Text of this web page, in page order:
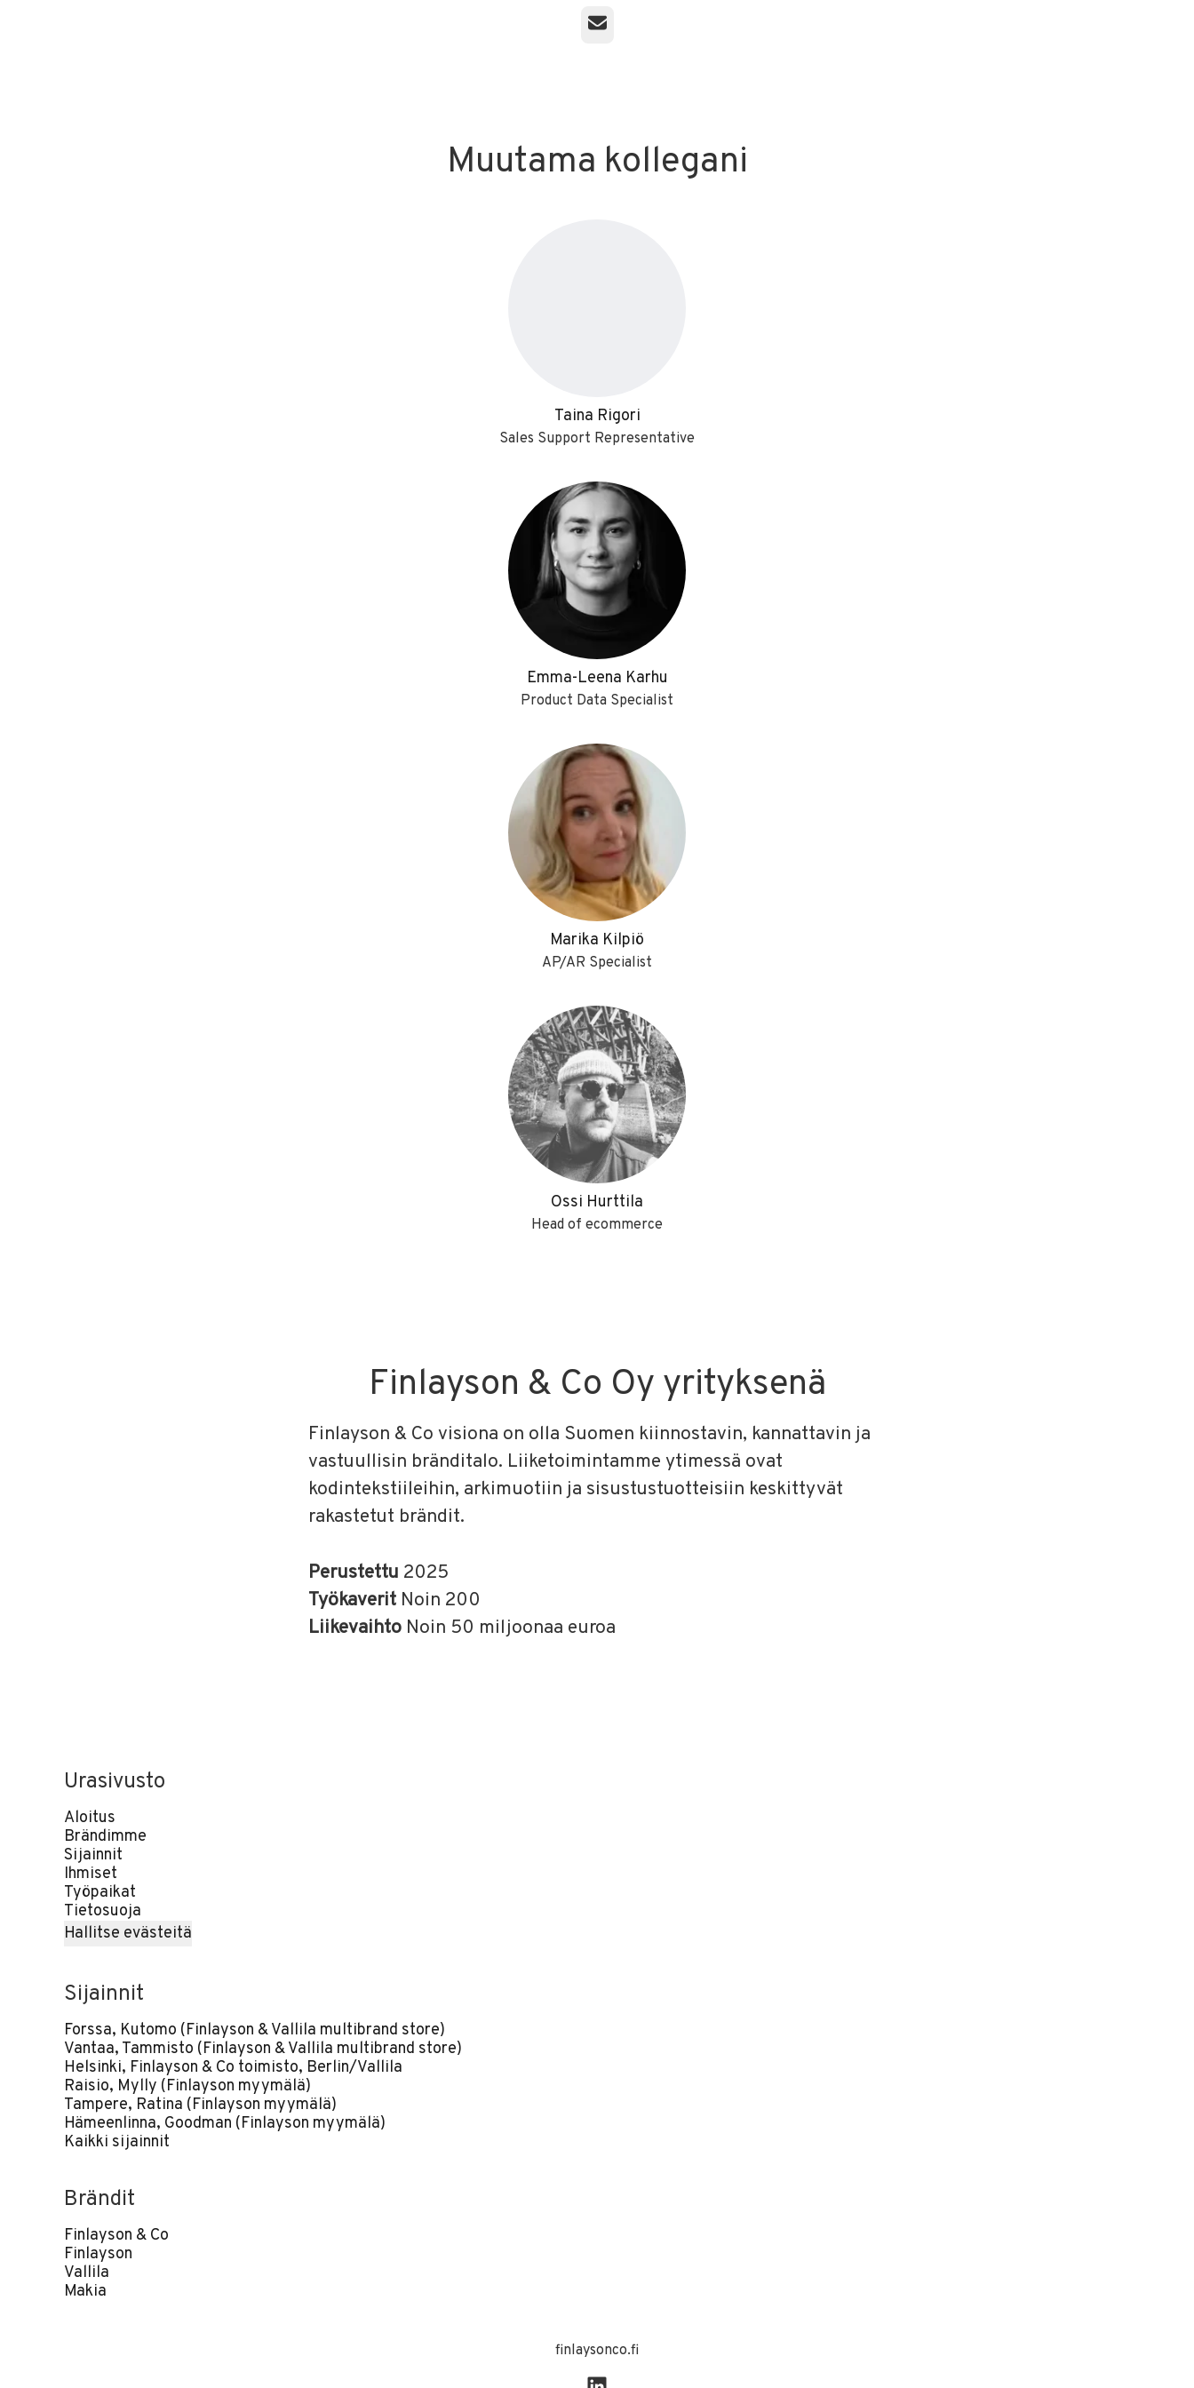
Sähköposti
Muutama kollegani
Taina Rigori
Sales Support Representative
Emma-Leena Karhu
Product Data Specialist
Marika Kilpiö
AP/AR Specialist
Ossi Hurttila
Head of ecommerce
Finlayson & Co Oy yrityksenä
Finlayson & Co visiona on olla Suomen kiinnostavin, kannattavin ja
vastuullisin bränditalo. Liiketoimintamme ytimessä ovat
kodintekstiileihin, arkimuotiin ja sisustustuotteisiin keskittyvät
rakastetut brändit.
Perustettu 2025
Työkaverit Noin 200
Liikevaihto Noin 50 miljoonaa euroa
Urasivusto
Aloitus
Brändimme
Sijainnit
Ihmiset
Työpaikat
Tietosuoja
Hallitse evästeitä
Sijainnit
Forssa, Kutomo (Finlayson & Vallila multibrand store)
Vantaa, Tammisto (Finlayson & Vallila multibrand store)
Helsinki, Finlayson & Co toimisto, Berlin/Vallila
Raisio, Mylly (Finlayson myymälä)
Tampere, Ratina (Finlayson myymälä)
Hämeenlinna, Goodman (Finlayson myymälä)
Kaikki sijainnit
Brändit
Finlayson & Co
Finlayson
Vallila
Makia
finlaysonco.fi